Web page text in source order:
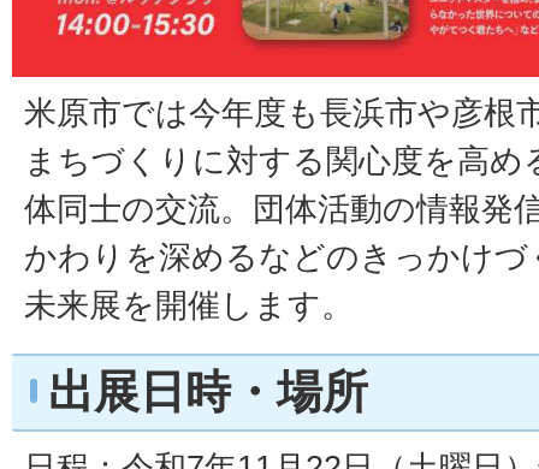
米原市では今年度も長浜市や彦根
まちづくりに対する関心度を高め
体同士の交流。団体活動の情報発
かわりを深めるなどのきっかけ
未来展を開催します。
出展日時・場所